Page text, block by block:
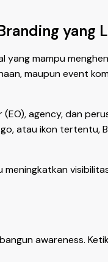
yang
mampu
maupun event
agency, dan
atau ikon tertentu,
awareness.